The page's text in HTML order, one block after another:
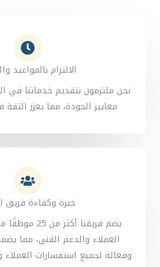
الالتزام بالمواعيد
نحن ملتزمون بتقديم خدماتنا في
معايير الجودة، مما يعزز
خبرة وكفاءة فريق
يضم فريقنا
العملاء والدعم الفني، مما
وفعالة لجميع استفسارات